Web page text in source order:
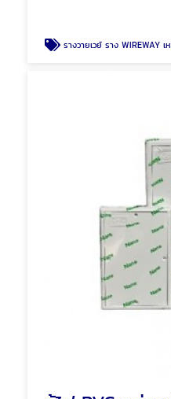
รางวายเวย์ ราง WIREWAY เหล็ก รางเหล็ก พัทยา ชลบุรี